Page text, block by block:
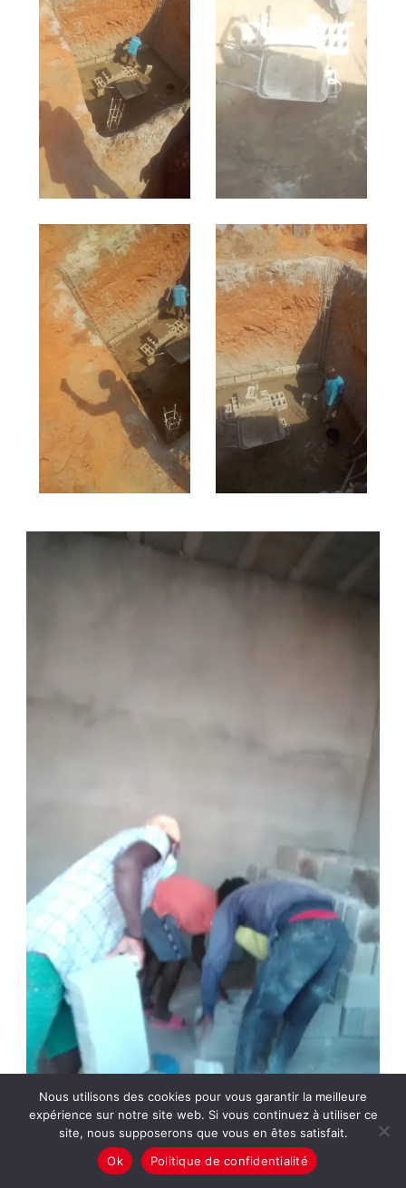
Nous utilisons des cookies pour vous garantir la meilleure
expérience sur notre site web. Si vous continuez à utiliser ce
site, nous supposerons que vous en êtes satisfait.
Ok
Politique de confidentialité